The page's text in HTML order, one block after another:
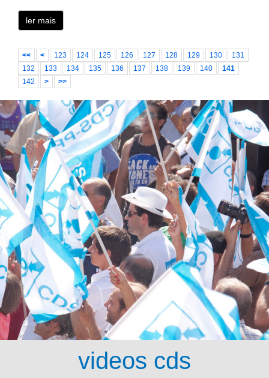
ler mais
<< < 123 124 125 126 127 128 129 130
131
132
133 134 135 136 137 138 139 140
141
142
> >>
videos cds